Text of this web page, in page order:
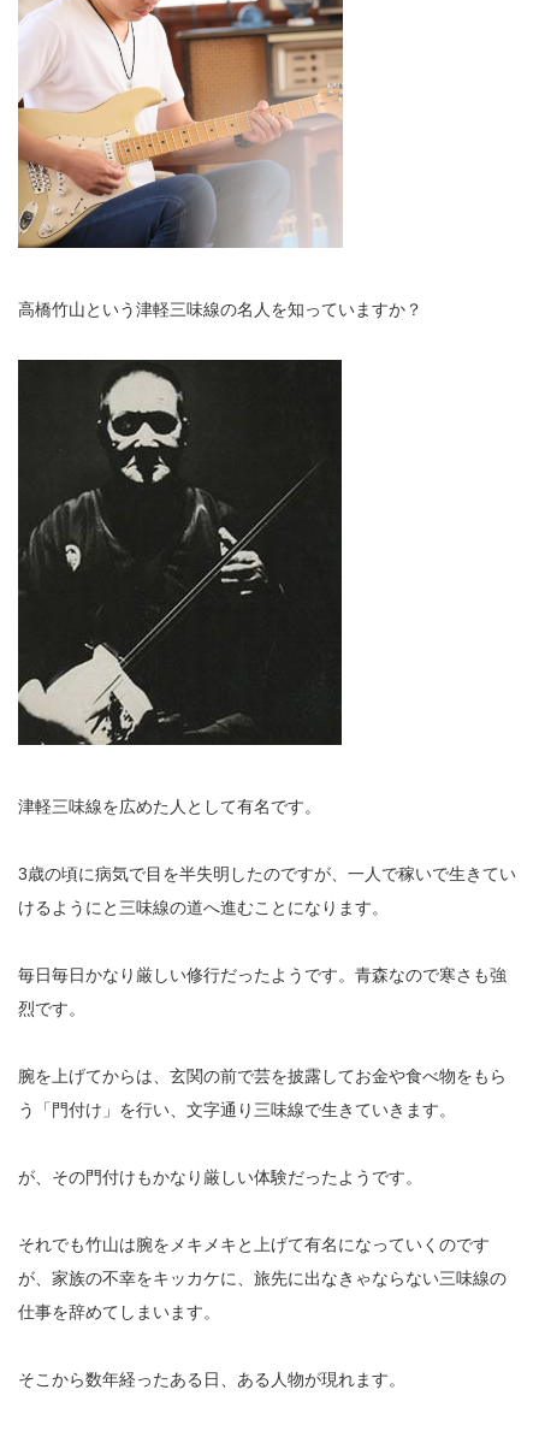
高橋竹山という津軽三味線の名人を知っていますか？
津軽三味線を広めた人として有名です。
3歳の頃に病気で目を半失明したのですが、一人で稼いで生きてい
けるようにと三味線の道へ進むことになります。
毎日毎日かなり厳しい修行だったようです。青森なので寒さも強
烈です。
腕を上げてからは、玄関の前で芸を披露してお金や食べ物をもら
う「門付け」を行い、文字通り三味線で生きていきます。
が、その門付けもかなり厳しい体験だったようです。
それでも竹山は腕をメキメキと上げて有名になっていくのです
が、家族の不幸をキッカケに、旅先に出なきゃならない三味線の
仕事を辞めてしまいます。
そこから数年経ったある日、ある人物が現れます。